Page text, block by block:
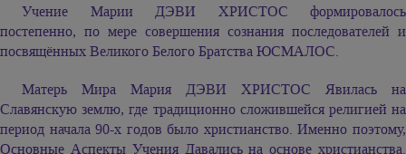
Учение Марии ДЭВИ ХРИСТОС формировалось
постепенно, по мере совершения сознания последователей и
посвящённых Великого Белого Братства ЮСМАЛОС.
Матерь Мира Мария ДЭВИ ХРИСТОС Явилась на
Славянскую землю, где традиционно сложившейся религией на
период начала 90-х годов было христианство. Именно поэтому,
Основные Аспекты Учения Давались на основе христианства.